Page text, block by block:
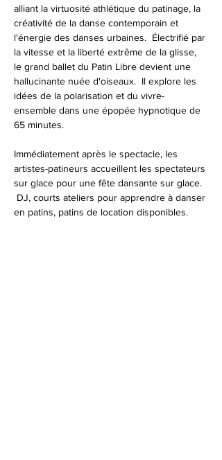
alliant la virtuosité athlétique du patinage, la
créativité de la danse contemporain et
l'énergie des danses urbaines.  Électrifié par
la vitesse et la liberté extrême de la glisse,
le grand ballet du Patin Libre devient une
hallucinante nuée d'oiseaux.  Il explore les
idées de la polarisation et du vivre-
ensemble dans une épopée hypnotique de
65 minutes.
Immédiatement après le spectacle, les
artistes-patineurs accueillent les spectateurs
sur glace pour une fête dansante sur glace.
DJ, courts ateliers pour apprendre à danser
en patins, patins de location disponibles.